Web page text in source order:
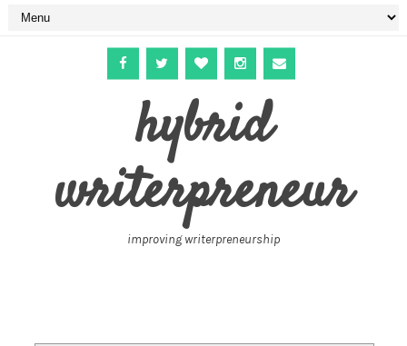
hybrid
writerpreneur
improving writerpreneurship